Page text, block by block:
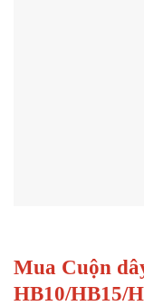
Mua Cuộn
HB10/HB15/